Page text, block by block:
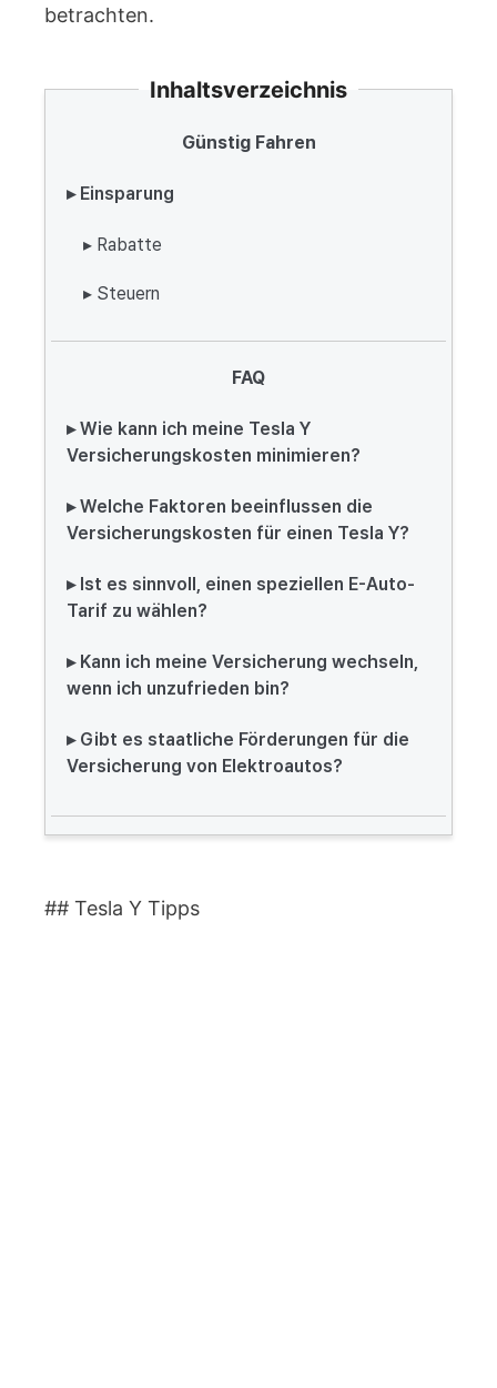
betrachten.
Inhaltsverzeichnis
Günstig Fahren
▸ Einsparung
▸ Rabatte
▸ Steuern
FAQ
▸ Wie kann ich meine Tesla Y
Versicherungskosten minimieren?
▸ Welche Faktoren beeinflussen die
Versicherungskosten für einen Tesla Y?
▸ Ist es sinnvoll, einen speziellen E-Auto-
Tarif zu wählen?
▸ Kann ich meine Versicherung wechseln,
wenn ich unzufrieden bin?
▸ Gibt es staatliche Förderungen für die
Versicherung von Elektroautos?
## Tesla Y Tipps